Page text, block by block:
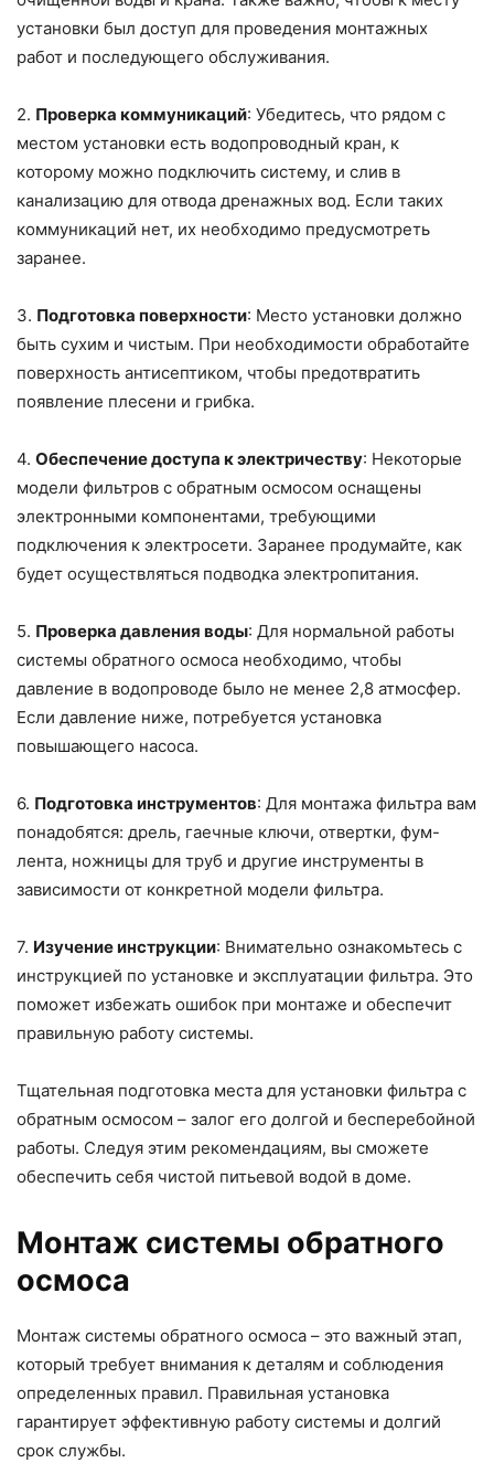
установки был доступ для проведения монтажных
работ и последующего обслуживания.
2. Проверка коммуникаций: Убедитесь, что рядом с
местом установки есть водопроводный кран, к
которому можно подключить систему, и слив в
канализацию для отвода дренажных вод. Если таких
коммуникаций нет, их необходимо предусмотреть
заранее.
3. Подготовка поверхности: Место установки должно
быть сухим и чистым. При необходимости обработайте
поверхность антисептиком, чтобы предотвратить
появление плесени и грибка.
4. Обеспечение доступа к электричеству: Некоторые
модели фильтров с обратным осмосом оснащены
электронными компонентами, требующими
подключения к электросети. Заранее продумайте, как
будет осуществляться подводка электропитания.
5. Проверка давления воды: Для нормальной работы
системы обратного осмоса необходимо, чтобы
давление в водопроводе было не менее 2,8 атмосфер.
Если давление ниже, потребуется установка
повышающего насоса.
6. Подготовка инструментов: Для монтажа фильтра вам
понадобятся: дрель, гаечные ключи, отвертки, фум-
лента, ножницы для труб и другие инструменты в
зависимости от конкретной модели фильтра.
7. Изучение инструкции: Внимательно ознакомьтесь с
инструкцией по установке и эксплуатации фильтра. Это
поможет избежать ошибок при монтаже и обеспечит
правильную работу системы.
Тщательная подготовка места для установки фильтра с
обратным осмосом – залог его долгой и бесперебойной
работы. Следуя этим рекомендациям, вы сможете
обеспечить себя чистой питьевой водой в доме.
Монтаж системы обратного
осмоса
Монтаж системы обратного осмоса – это важный этап,
который требует внимания к деталям и соблюдения
определенных правил. Правильная установка
гарантирует эффективную работу системы и долгий
срок службы.